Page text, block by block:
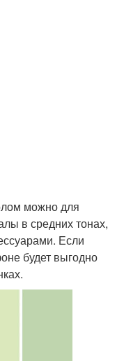
можно для
в средних тонах,
Если
будет выгодно